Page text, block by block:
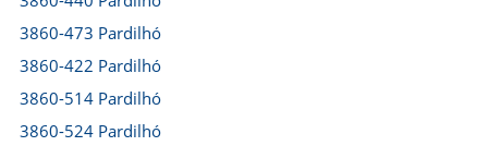
3860-473 Pardilhó
3860-422 Pardilhó
3860-514 Pardilhó
3860-524 Pardilhó